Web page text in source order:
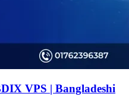
VPS | Bangladeshi